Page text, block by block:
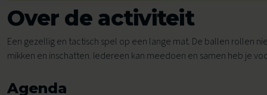
Ons aanbod voor jou
Zwemles
Voor kinderen
Voor scholen
Avond4Daagse
Over de activiteit
Een gezellig en tactisch spel op een lange mat. De ballen rollen
mikken en inschatten. Iedereen kan meedoen en samen heb je
Agenda